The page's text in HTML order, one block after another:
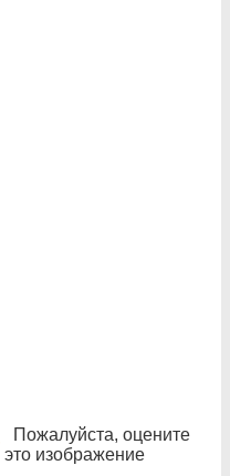
Пожалуйста, оцените
это изображение